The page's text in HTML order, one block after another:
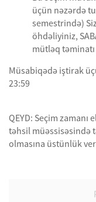
üçün nəzərdə
semestrində)
öhdəliyiniz,
mütləq
Müsabiqədə iştirak
23:59
QEYD: Seçim
təhsil müəssisəsində
olmasına üstünlük